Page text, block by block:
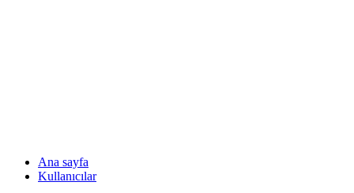
Ana sayfa
Kullanıcılar